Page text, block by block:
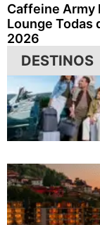
Caffeine Army
Lounge Todas
2026
DESTINOS